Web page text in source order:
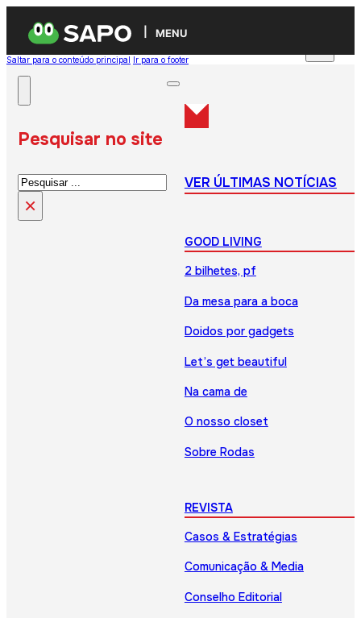
MENU
Saltar para o conteúdo principal Ir para o footer
Pesquisar no site
Pesquisar
×
VER ÚLTIMAS NOTÍCIAS
GOOD LIVING
2 bilhetes, pf
Da mesa para a boca
Doidos por gadgets
Let’s get beautiful
Na cama de
O nosso closet
Sobre Rodas
REVISTA
Casos & Estratégias
Comunicação & Media
Conselho Editorial